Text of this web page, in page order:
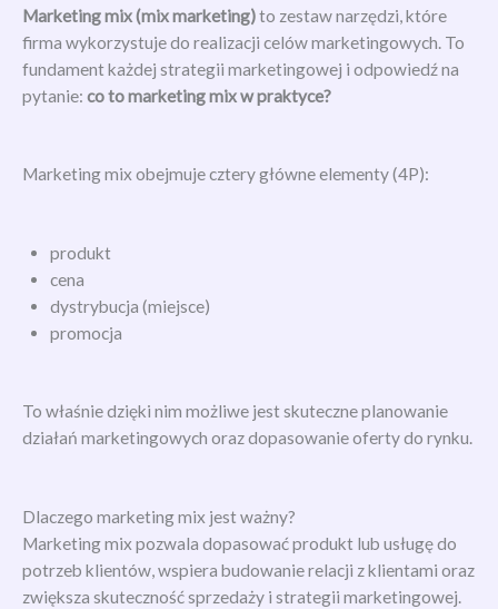
Marketing mix (mix marketing)to zestaw narzędzi, które
firma wykorzystuje do realizacji celów marketingowych. To
fundament każdej strategii marketingowej i odpowiedź na
pytanie: co to marketing mix w praktyce?
Marketing mix obejmuje cztery główne elementy (4P):
produkt
cena
dystrybucja (miejsce)
promocja
To właśnie dzięki nim możliwe jest skuteczne planowanie
działań marketingowych oraz dopasowanie oferty do rynku.
Dlaczego marketing mix jest ważny?
Marketing mix pozwala dopasować produkt lub usługę do
potrzeb klientów, wspiera budowanie relacji z klientami oraz
zwiększa skuteczność sprzedaży i strategii marketingowej.